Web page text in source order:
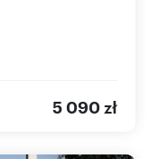
5 090 zł